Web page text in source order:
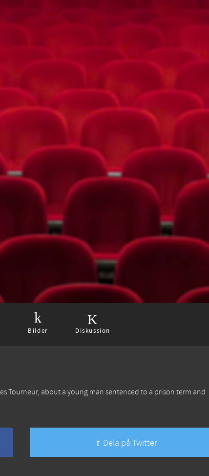
Bilder Diskussion
Tourneur, about a young man sentenced to a prison term and
Dela på Twitter